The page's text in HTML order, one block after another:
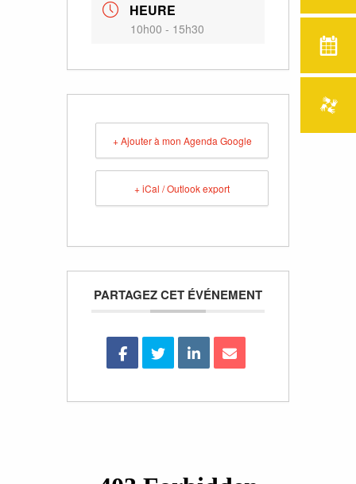
HEURE
10h00 - 15h30
+ Ajouter à mon Agenda Google
+ iCal / Outlook export
PARTAGEZ CET ÉVÉNEMENT